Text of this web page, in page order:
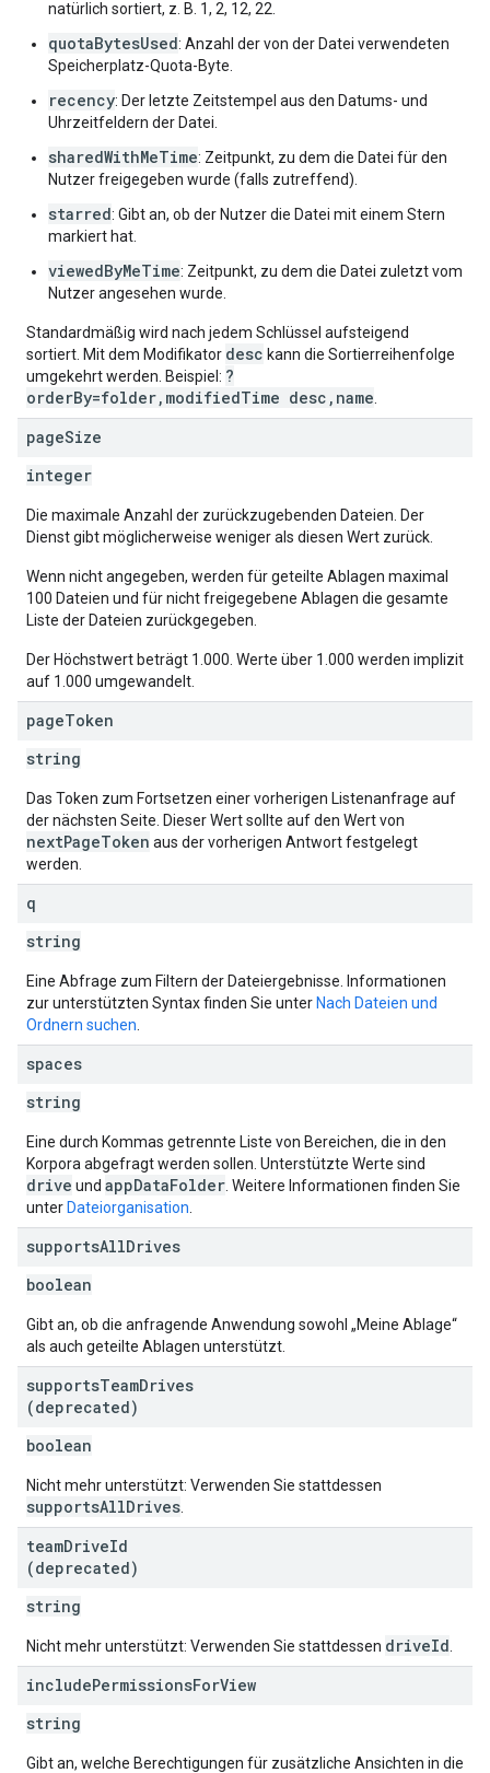
natürlich sortiert, z. B. 1, 2, 12, 22.
quotaBytesUsed: Anzahl der von der Datei verwendeten
Speicherplatz-Quota-Byte.
recency: Der letzte Zeitstempel aus den Datums- und
Uhrzeitfeldern der Datei.
sharedWithMeTime: Zeitpunkt, zu dem die Datei für den
Nutzer freigegeben wurde (falls zutreffend).
starred: Gibt an, ob der Nutzer die Datei mit einem Stern
markiert hat.
viewedByMeTime: Zeitpunkt, zu dem die Datei zuletzt vom
Nutzer angesehen wurde.
Standardmäßig wird nach jedem Schlüssel aufsteigend
sortiert. Mit dem Modifikator desc kann die Sortierreihenfolge
umgekehrt werden. Beispiel: ?
orderBy=folder,modifiedTime desc,name
pageSize
integer
Die maximale Anzahl der zurückzugebenden Dateien. Der
Dienst gibt möglicherweise weniger als diesen Wert zurück.
Wenn nicht angegeben, werden für geteilte Ablagen maximal
100 Dateien und für nicht freigegebene Ablagen die gesamte
Liste der Dateien zurückgegeben.
Der Höchstwert beträgt 1.000. Werte über 1.000 werden implizit
auf 1.000 umgewandelt.
pageToken
string
Das Token zum Fortsetzen einer vorherigen Listenanfrage auf
der nächsten Seite. Dieser Wert sollte auf den Wert von
nextPageToken aus der vorherigen Antwort festgelegt
werden.
q
string
Eine Abfrage zum Filtern der Dateiergebnisse. Informationen
zur unterstützten Syntax finden Sie unter Nach Dateien und
Ordnern suchen
spaces
string
Eine durch Kommas getrennte Liste von Bereichen, die in den
Korpora abgefragt werden sollen. Unterstützte Werte sind
drive und appDataFolder . Weitere Informationen finden Sie
unter Dateiorganisation
supportsAllDrives
boolean
Gibt an, ob die anfragende Anwendung sowohl „Meine Ablage“
als auch geteilte Ablagen unterstützt.
supportsTeamDrives
(deprecated)
boolean
Nicht mehr unterstützt: Verwenden Sie stattdessen
supportsAllDrives
teamDriveId
(deprecated)
string
Nicht mehr unterstützt: Verwenden Sie stattdessen driveId
includePermissionsForView
string
Gibt an, welche Berechtigungen für zusätzliche Ansichten in die